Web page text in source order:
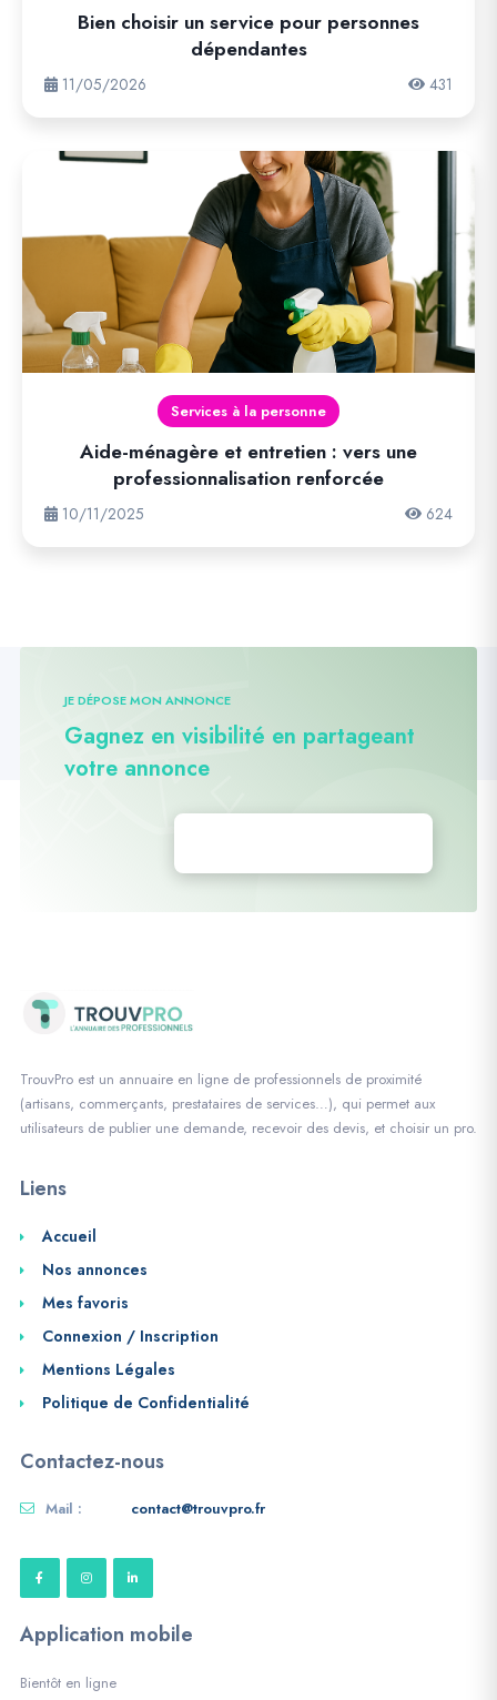
Bien choisir un service pour personnes
dépendantes
11/05/2026 431
Services à la personne
Aide-ménagère et entretien : vers une
professionnalisation renforcée
10/11/2025 624
JE DÉPOSE MON ANNONCE
Gagnez en visibilité en partageant
votre annonce
TrouvPro est un annuaire en ligne de professionnels de proximité
(artisans, commerçants, prestataires de services…), qui permet aux
utilisateurs de publier une demande, recevoir des devis, et choisir un pro.
Liens
Accueil
Nos annonces
Mes favoris
Connexion / Inscription
Mentions Légales
Politique de Confidentialité
Contactez-nous
Mail : contact@trouvpro.fr
Application mobile
Bientôt en ligne